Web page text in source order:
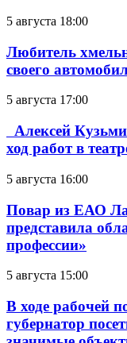
5 августа 18:00
Любитель
своего
5 августа 17:00
Алексей
ход работ в
5 августа 16:00
Повар из ЕАО
представила
профессии»
5 августа 15:00
В ходе рабочей
губернатор